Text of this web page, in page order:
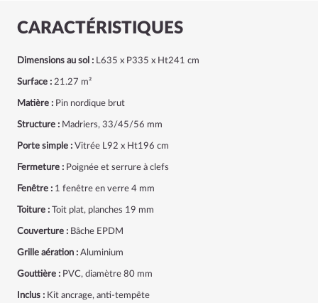
CARACTÉRISTIQUES
Dimensions au sol : L635 x P335 x Ht241 cm
Surface : 21.27 m²
Matière : Pin nordique brut
Structure : Madriers, 33/45/56 mm
Porte simple : Vitrée L92 x Ht196 cm
Fermeture : Poignée et serrure à clefs
Fenêtre : 1 fenêtre en verre 4 mm
Toiture : Toit plat, planches 19 mm
Couverture : Bâche EPDM
Grille aération : Aluminium
Gouttière : PVC, diamètre 80 mm
Inclus : Kit ancrage, anti-tempête